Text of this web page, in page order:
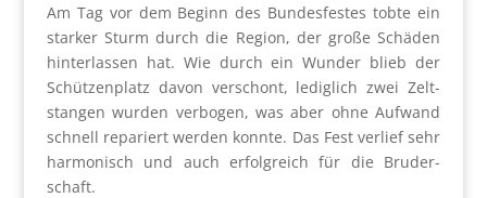
Am Tag vor dem Beginn des Bun­des­fes­tes tob­te ein
star­ker Sturm durch die Regi­on, der gro­ße Schä­den
hin­ter­las­sen hat. Wie durch ein Wun­der blieb der
Schüt­zen­platz davon ver­schont, ledig­lich zwei Zelt­
stan­gen wur­den ver­bo­gen, was aber ohne Auf­wand
schnell repa­riert wer­den konn­te. Das Fest ver­lief sehr
har­mo­nisch und auch erfolg­reich für die Bru­der­
schaft.